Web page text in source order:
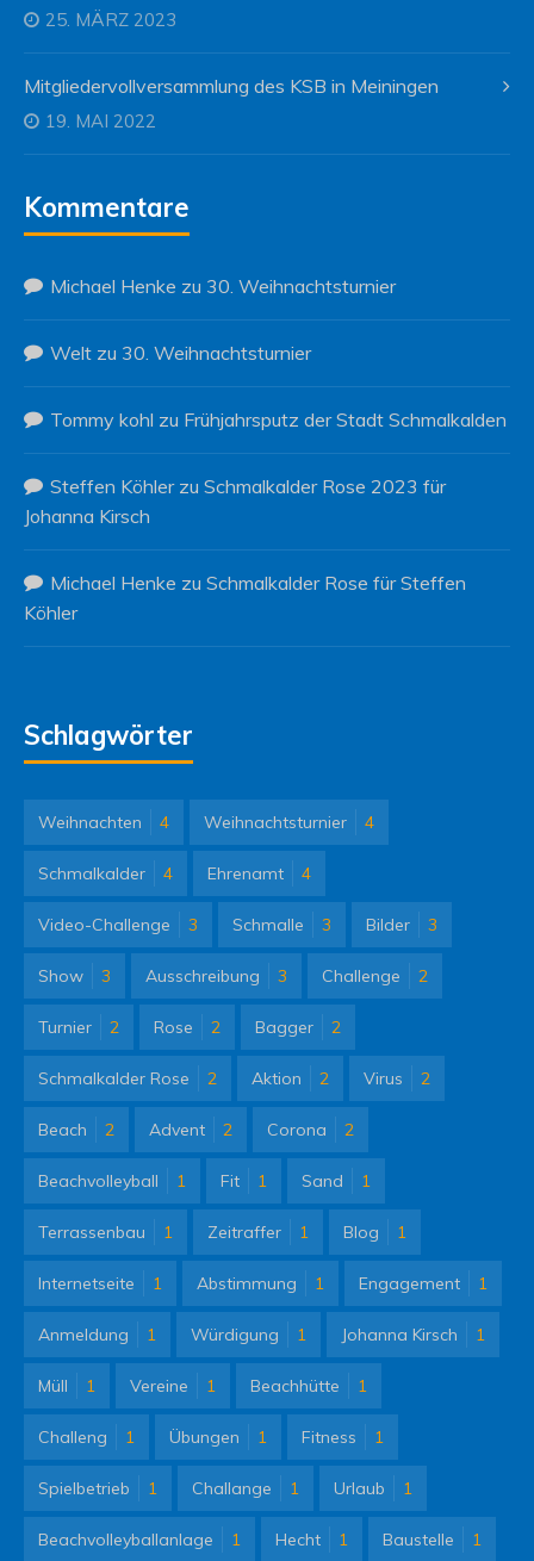
25. MÄRZ 2023
Mitgliedervollversammlung des KSB in Meiningen
19. MAI 2022
Kommentare
Michael Henke zu 30. Weihnachtsturnier
Welt zu 30. Weihnachtsturnier
Tommy kohl zu Frühjahrsputz der Stadt Schmalkalden
Steffen Köhlerzu Schmalkalder Rose 2023 für
Johanna Kirsch
Michael Henke zu Schmalkalder Rose für Steffen
Köhler
Schlagwörter
Weihnachten 4 Weihnachtsturnier 4
Schmalkalder 4 Ehrenamt 4
Video-Challenge 3 Schmalle 3 Bilder 3
Show 3 Ausschreibung 3 Challenge 2
Turnier 2 Rose 2 Bagger 2
Schmalkalder Rose 2 Aktion 2 Virus 2
Beach 2 Advent 2 Corona 2
Beachvolleyball 1 Fit 1 Sand 1
Terrassenbau 1 Zeitraffer 1 Blog 1
Internetseite 1 Abstimmung 1 Engagement 1
Anmeldung 1 Würdigung 1 Johanna Kirsch 1
Müll 1 Vereine 1 Beachhütte 1
Challeng 1 Übungen 1 Fitness 1
Spielbetrieb 1 Challange 1 Urlaub 1
Beachvolleyballanlage 1 Hecht 1 Baustelle 1